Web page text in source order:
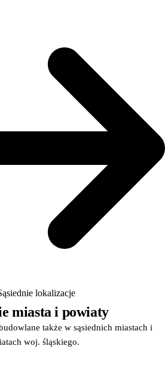
lokalizacje
miasta i powiaty
także w sąsiednich miastach i
woj. śląskiego.